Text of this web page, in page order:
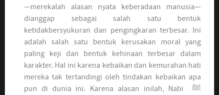
—merekalah alasan nyata keberadaan manusia—
dianggap sebagai salah satu bentuk
ketidakbersyukuran dan pengingkaran terbesar. Ini
adalah salah satu bentuk kerusakan moral yang
paling keji dan bentuk kehinaan terbesar dalam
karakter. Hal ini karena kebaikan dan kemurahan hati
mereka tak tertandingi oleh tindakan kebaikan apa
pun di dunia ini. Karena alasan inilah, Nabi ﷺ